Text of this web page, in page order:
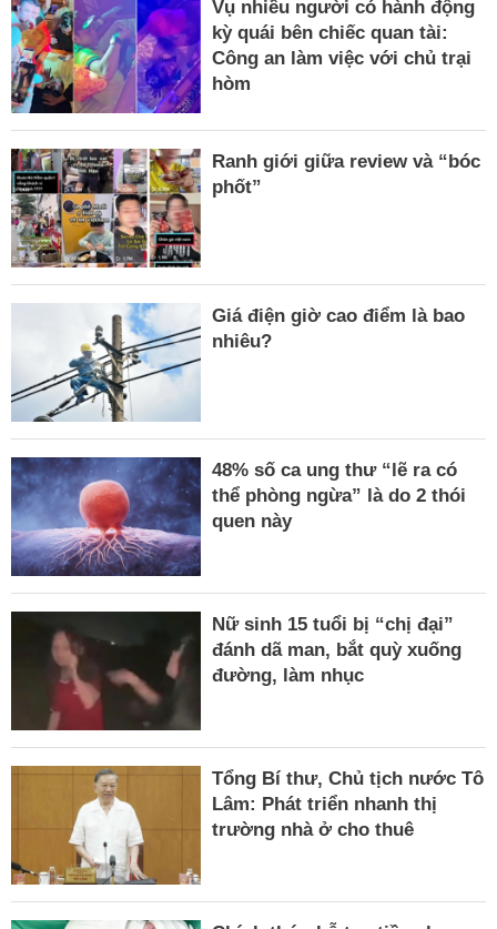
Vụ nhiều người có hành động
kỳ quái bên chiếc quan tài:
Công an làm việc với chủ trại
hòm
Ranh giới giữa review và “bóc
phốt”
Giá điện giờ cao điểm là bao
nhiêu?
48% số ca ung thư “lẽ ra có
thể phòng ngừa” là do 2 thói
quen này
Nữ sinh 15 tuổi bị “chị đại”
đánh dã man, bắt quỳ xuống
đường, làm nhục
Tổng Bí thư, Chủ tịch nước Tô
Lâm: Phát triển nhanh thị
trường nhà ở cho thuê